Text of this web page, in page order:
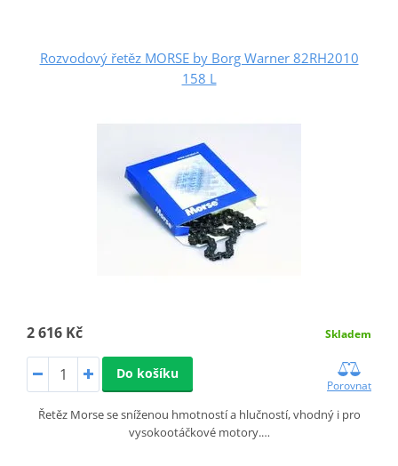
Rozvodový řetěz MORSE by Borg Warner 82RH2010
158 L
2 616 Kč Skladem
Do košíku
Porovnat
Řetěz Morse se sníženou hmotností a hlučností, vhodný i pro
vysokootáčkové motory.…